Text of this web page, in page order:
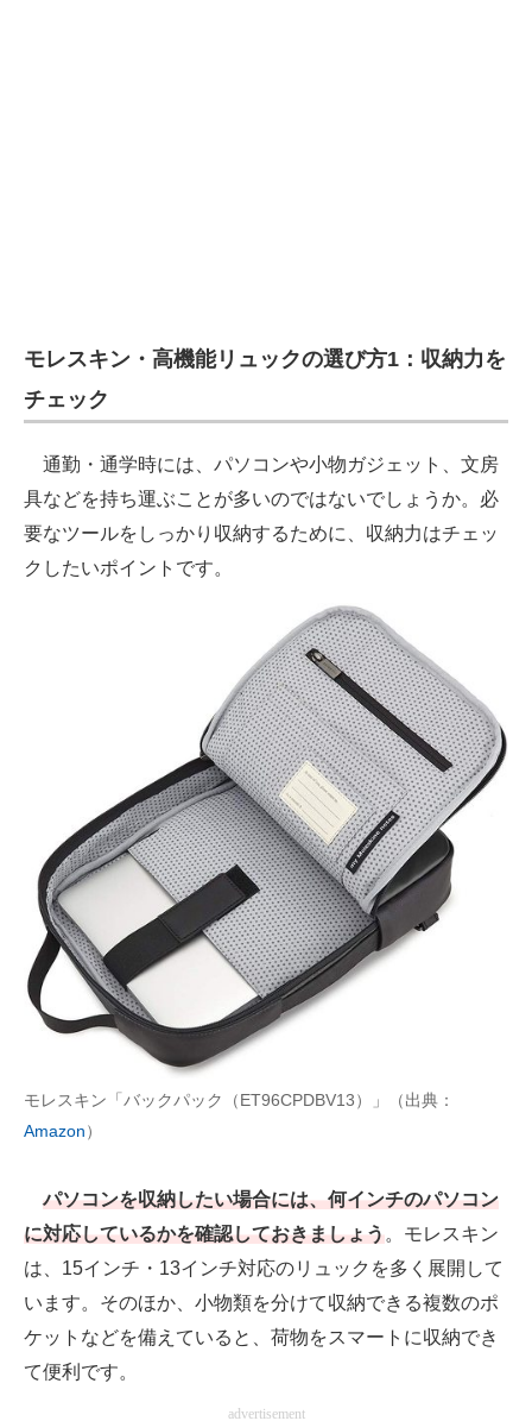
モレスキン・高機能リュックの選び方1：収納力を
チェック
通勤・通学時には、パソコンや小物ガジェット、文房
具などを持ち運ぶことが多いのではないでしょうか。必
要なツールをしっかり収納するために、収納力はチェッ
クしたいポイントです。
モレスキン「バックパック（ET96CPDBV13）」（出典：
Amazon）
パソコンを収納したい場合には、何インチのパソコン
に対応しているかを確認しておきましょう。モレスキン
は、15インチ・13インチ対応のリュックを多く展開して
います。そのほか、小物類を分けて収納できる複数のポ
ケットなどを備えていると、荷物をスマートに収納でき
て便利です。
advertisement